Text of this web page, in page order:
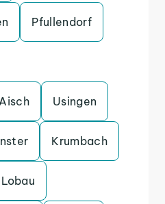
Pfullendorf
Usingen
Krumbach
Lobau